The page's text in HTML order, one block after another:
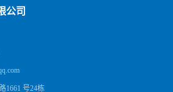
公司
1661 号24栋